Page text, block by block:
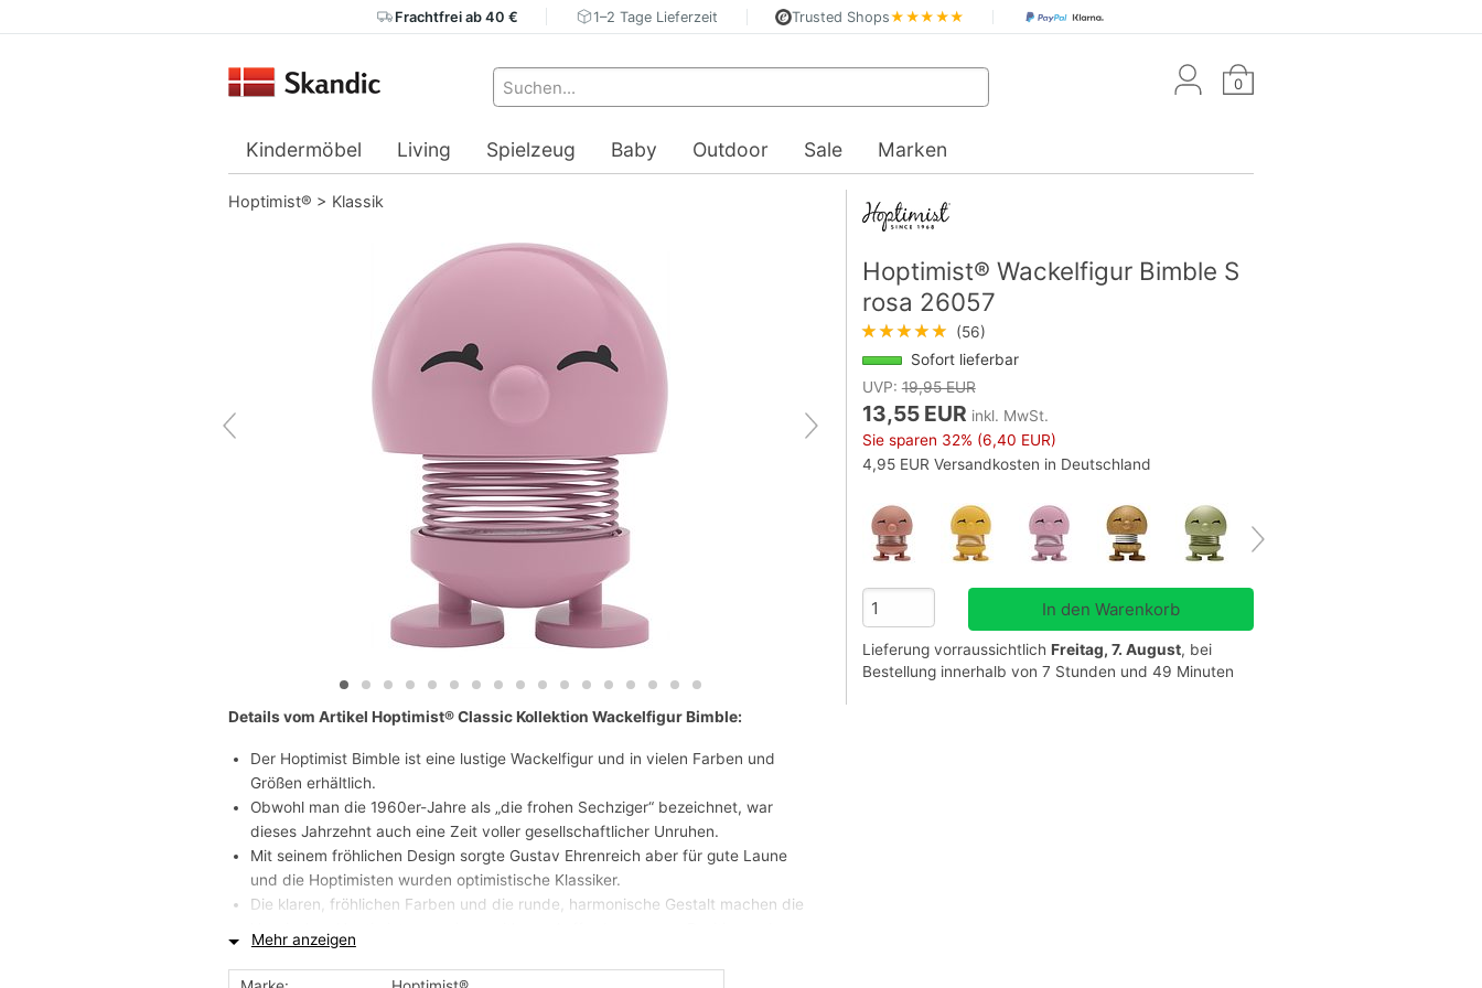
Frachtfrei ab 40 € 1–2 Tage Lieferzeit Trusted Shops★★★★★
0
Kindermöbel Living Spielzeug Baby Outdoor Sale Marken
Hoptimist® > Klassik
Hoptimist® Wackelfigur Bimble S
rosa 26057
★★★★★
(56)
Sofort lieferbar
UVP:19,95 EUR
13,55 EUR inkl. MwSt.
Sie sparen 32% (6,40 EUR)
4,95 EUR Versandkosten in Deutschland
Lieferung vorraussichtlich Freitag, 7. August, bei
Bestellung innerhalb von 7 Stunden und 49 Minuten
Details vom Artikel Hoptimist® Classic Kollektion Wackelfigur Bimble:
Der Hoptimist Bimble ist eine lustige Wackelfigur und in vielen Farben und
Größen erhältlich.
Obwohl man die 1960er-Jahre als „die frohen Sechziger“ bezeichnet, war
dieses Jahrzehnt auch eine Zeit voller gesellschaftlicher Unruhen.
Mit seinem fröhlichen Design sorgte Gustav Ehrenreich aber für gute Laune
und die Hoptimisten wurden optimistische Klassiker.
Die klaren, fröhlichen Farben und die runde, harmonische Gestalt machen die
Optimistischsein.
Bimble und Bumble sind die allerersten Hoptimisten aus der Hand des
Mehr anzeigen